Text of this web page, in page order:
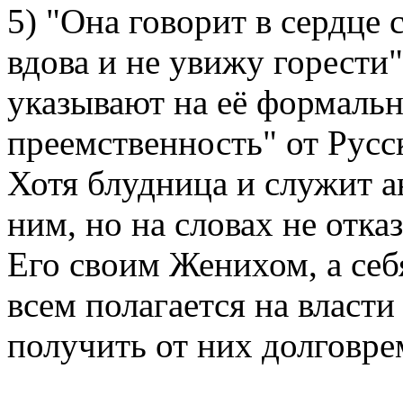
5) "Она говорит в
вдова и не увижу
указывают на её
преемственность" от
Хотя блудница и служит
ним, но на словах не
Его своим Женихом, а
всем полагается на
получить от них